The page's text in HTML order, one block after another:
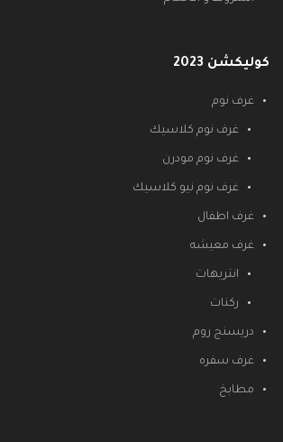
كوليكشن 2023
غرف نوم
غرف نوم كلاسيك
غرف نوم مودرن
غرف نوم نيو كلاسيك
غرف اطفال
غرف معيشه
انتريهات
ركنات
دريسنج روم
غرف سفره
مطابخ